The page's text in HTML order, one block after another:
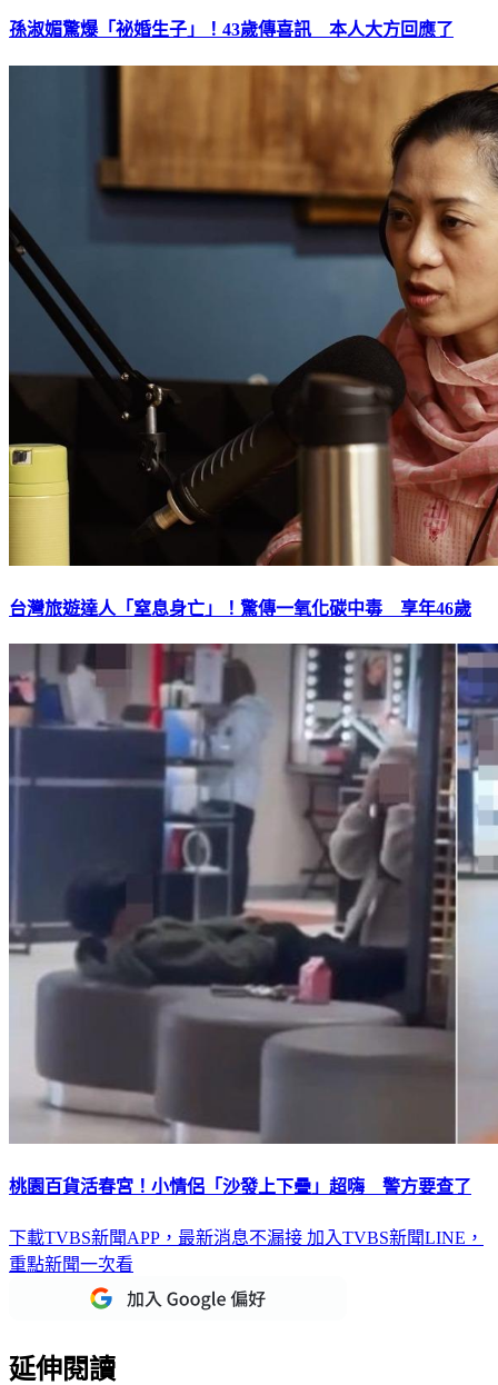
孫淑媚驚爆「祕婚生子」！43歲傳喜訊 本人大方回應了
台灣旅遊達人「窒息身亡」！驚傳一氧化碳中毒 享年46歲
桃園百貨活春宮！小情侶「沙發上下疊」超嗨 警方要查了
下載TVBS新聞APP，最新消息不漏接 加入TVBS新聞LINE，
重點新聞一次看
延伸閱讀